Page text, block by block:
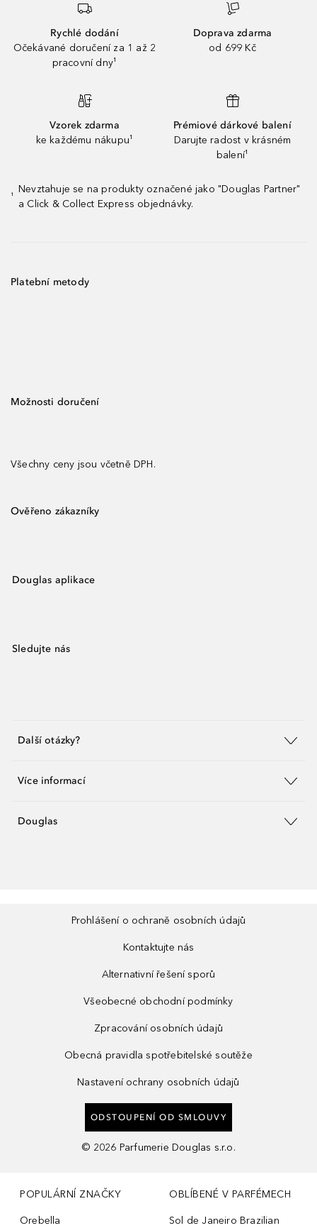
Rychlé dodání
Očekávané doručení za 1 až 2
pracovní dny¹
Doprava zdarma
od 699 Kč
Vzorek zdarma
ke každému nákupu¹
Prémiové dárkové balení
Darujte radost v krásném
balení¹
¹
Nevztahuje se na produkty označené jako "Douglas Partner"
a Click & Collect Express objednávky.
Platební metody
Možnosti doručení
Všechny ceny jsou včetně DPH.
Ověřeno zákazníky
Douglas aplikace
Sledujte nás
Další otázky?
Více informací
Douglas
Prohlášení o ochraně osobních údajů
Kontaktujte nás
Alternativní řešení sporů
Všeobecné obchodní podmínky
Zpracování osobních údajů
Obecná pravidla spotřebitelské soutěže
Nastavení ochrany osobních údajů
ODSTOUPENÍ OD SMLOUVY
© 2026 Parfumerie Douglas s.r.o.
POPULÁRNÍ ZNAČKY
Orebella
OBLÍBENÉ V PARFÉMECH
Sol de Janeiro Brazilian